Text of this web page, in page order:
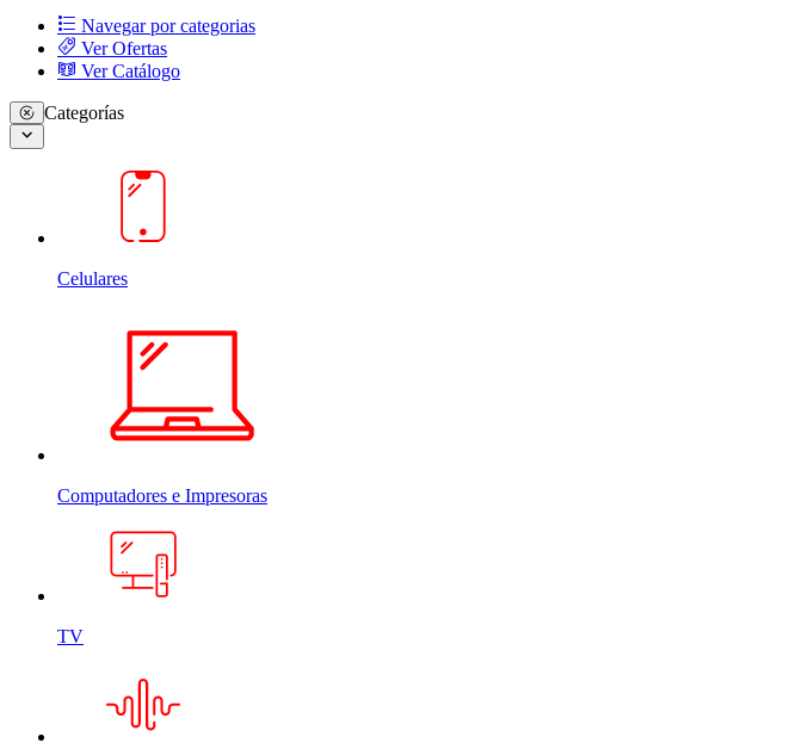
Navegar por categorias
Ver Ofertas
Ver Catálogo
Categorías
Celulares
Computadores e Impresoras
TV